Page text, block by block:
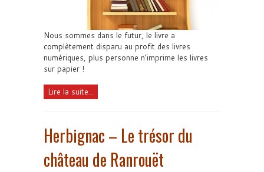
Nous sommes dans le futur, le livre a
complètement disparu au profit des livres
numériques, plus personne n’imprime les livres
sur papier !
Lire la suite...
Herbignac – Le trésor du
château de Ranrouët